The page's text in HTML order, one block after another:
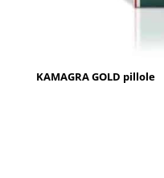
KAMAGRA GOLD pillole